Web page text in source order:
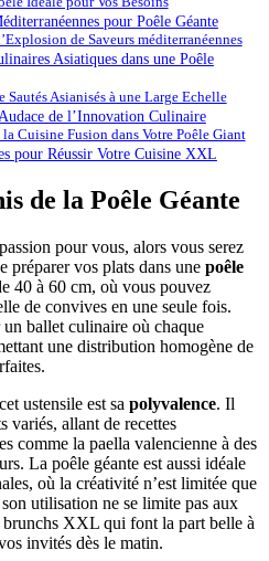
pour Poêle Géante
de Saveurs méditerranéennes
Asiatiques dans une Poêle
Asianisés à une Large Echelle
de l’Innovation Culinaire
Cuisine Fusion dans Votre Poêle Giant
pour Réussir Votre Cuisine XXL
de la Poêle Géante
pour vous, alors vous serez
préparer vos plats dans une poêle
40 à 60 cm, où vous pouvez
de convives en une seule fois.
un ballet culinaire où chaque
une distribution homogène de
ustensile est sa polyvalence. Il
variés, allant de recettes
comme la paella valencienne à des
La poêle géante est aussi idéale
où la créativité n’est limitée que
utilisation ne se limite pas aux
XXL qui font la part belle à
invités dès le matin.